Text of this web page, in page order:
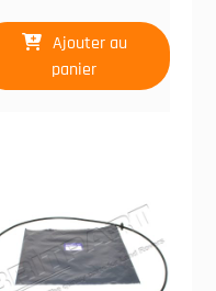
Ajouter au
panier